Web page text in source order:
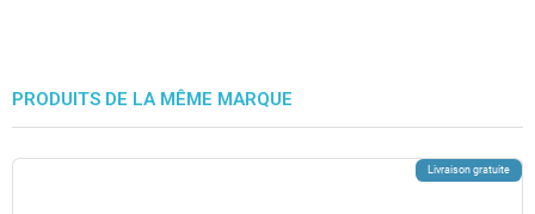
PRODUITS DE LA MÊME MARQUE
Livraison gratuite